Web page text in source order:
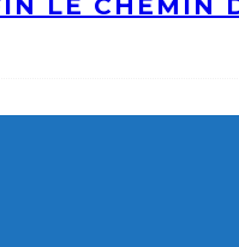
LE CHEMIN